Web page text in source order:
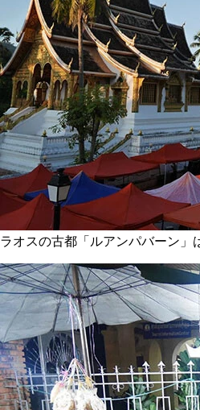
ラオスの古都「ルアンパバーン」